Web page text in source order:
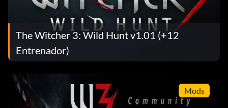
The Witcher 3: Wild Hunt v1.01 (+12
Entrenador)
Mods